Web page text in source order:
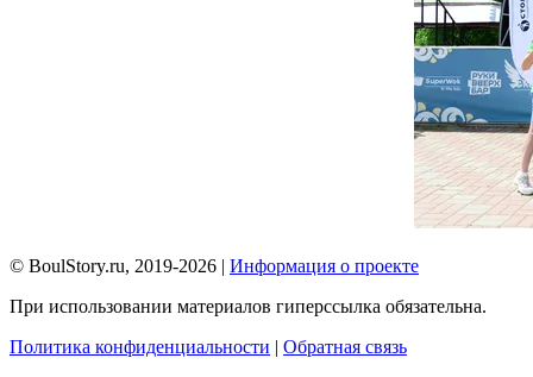
© BoulStory.ru, 2019-2026 | Информация о проекте
При использовании материалов гиперссылка обязательна.
Политика конфиденциальности | Обратная связь